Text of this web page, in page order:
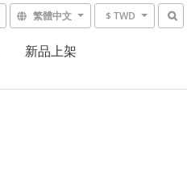
繁體中文 $ TWD
新品上架